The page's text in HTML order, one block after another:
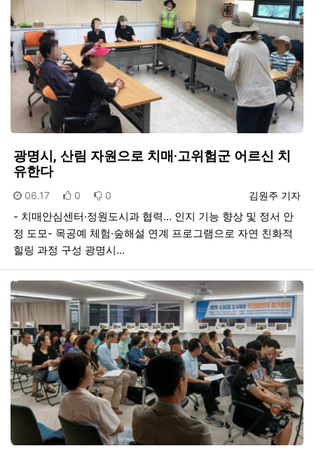
광명시, 산림 자원으로 치매·고위험군 어르신 치
유한다
등록자
김원주 기자
등록일
06.17 추천
0 비추천
0
- 치매안심센터·정원도시과 협력… 인지 기능 향상 및 정서 안
정 도모- 목공예 체험·숲해설 연계 프로그램으로 자연 친화적
힐링 과정 구성 광명시…